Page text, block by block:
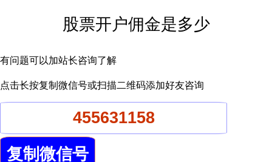
股票开户佣金是多少
有问题可以加站长咨询了解
点击长按复制微信号或扫描二维码添加好友咨询